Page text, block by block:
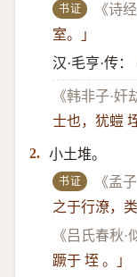
书证 《诗
室。」
汉·毛亨·传：
《韩非子·奸
士也，犹螘
2. 小土堆。
书证 《孟
之于行潦，类
《吕氏春秋·
蹶于 垤 。」